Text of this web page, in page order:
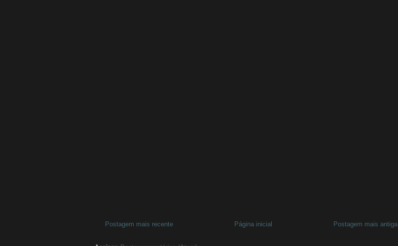
Postagem mais recente Postagem mais antiga
Página inicial